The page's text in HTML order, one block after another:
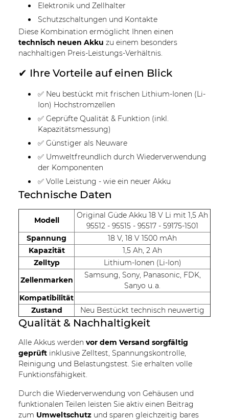
Elektronik und Zellhalter
Schutzschaltungen und Kontakte
Diese Kombination ermöglicht Ihnen einen
technisch neuen Akku zu einem besonders
nachhaltigen Preis-Leistungs-Verhältnis.
✔ Ihre Vorteile auf einen Blick
✅ Neu bestückt mit frischen Lithium-Ionen (Li-
Ion) Hochstromzellen
✅ Geprüfte Qualität & Funktion (inkl.
Kapazitätsmessung)
✅ Günstiger als Neuware
✅ Umweltfreundlich durch Wiederverwendung
der Komponenten
✅ Volle Leistung - wie ein neuer Akku
Technische Daten
Modell
Original Güde Akku 18 V Li mit 1,5 Ah
95512 - 95515 - 95517 - 59175-1501
Spannung
18 V, 18 V 1500 mAh
Kapazität
1,5 Ah, 2 Ah
Zelltyp
Lithium-Ionen (Li-Ion)
Zellenmarken
Samsung, Sony, Panasonic, FDK,
Sanyo u. a.
Kompatibilität
Zustand
Neu Bestückt technisch neuwertig
Qualität & Nachhaltigkeit
Alle Akkus werden vor dem Versand sorgfältig
geprüft inklusive Zelltest, Spannungskontrolle,
Reinigung und Belastungstest. Sie erhalten volle
Funktionsfähigkeit.
Durch die Wiederverwendung von Gehäusen und
funktionalen Teilen leisten Sie aktiv einen Beitrag
zum Umweltschutz und sparen gleichzeitig bares